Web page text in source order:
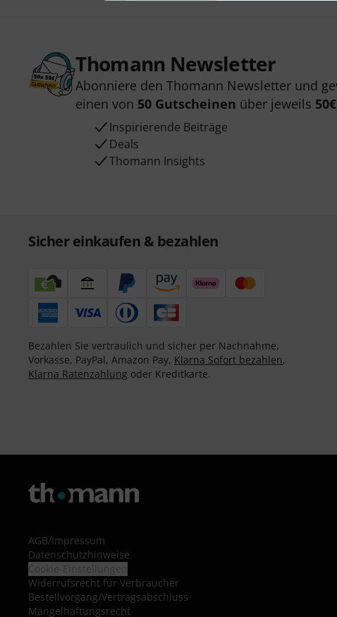
Thomann Newsletter
Abonniere den Thomann Newsletter und
einen von 50 Gutscheinen über jeweils 50€
Inspirierende Beiträge
Deals
Thomann Insights
Sicher einkaufen & bezahlen
Bezahlen Sie vertraulich und sicher per Nachnahme,
Vorkasse, PayPal, Amazon Pay, Klarna Sofort bezahlen,
Klarna Ratenzahlung oder Kreditkarte.
AGB/Impressum
Datenschutzhinweise
Widerrufsrecht für Verbraucher
Bestellvorgang/Vertragsabschluss
Mängelhaftungsrecht